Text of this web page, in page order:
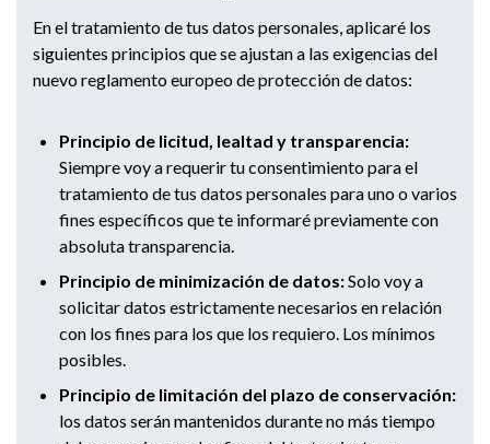
En el tratamiento de tus datos personales, aplicaré los
siguientes principios que se ajustan a las exigencias del
nuevo reglamento europeo de protección de datos:
Principio de licitud, lealtad y transparencia:
Siempre voy a requerir tu consentimiento para el
tratamiento de tus datos personales para uno o varios
fines específicos que te informaré previamente con
absoluta transparencia.
Principio de minimización de datos:Solo voy a
solicitar datos estrictamente necesarios en relación
con los fines para los que los requiero. Los mínimos
posibles.
Principio de limitación del plazo de conservación:
los datos serán mantenidos durante no más tiempo